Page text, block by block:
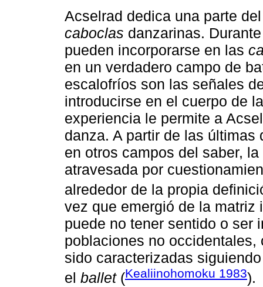
Acselrad dedica una parte
caboclas danzarinas.
pueden incorporarse en las
en un verdadero campo de
escalofríos son las señales
introducirse en el cuerpo de
experiencia le permite a
danza. A partir de las
en otros campos del saber,
atravesada por
alrededor de la propia
vez que emergió de la
puede no tener sentido o ser
poblaciones no
sido caracterizadas
el ballet(Kealiinohomoku 1983).